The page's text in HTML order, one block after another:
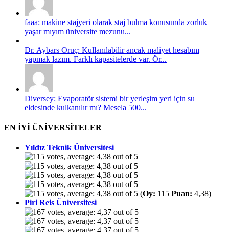
faaa: makine stajyeri olarak staj bulma konusunda zorluk
yaşar mıyım üniversite mezunu...
Dr. Aybars Oruç: Kullanılabilir ancak maliyet hesabını
yapmak lazım. Farklı kapasitelerde var. Ör...
Diversey: Evaporatör sistemi bir yerleşim yeri için su
eldesinde kulkanılır mı? Mesela 500...
EN İYİ ÜNİVERSİTELER
Yıldız Teknik Üniversitesi
(Oy: 115 Puan: 4,38)
Piri Reis Üniversitesi